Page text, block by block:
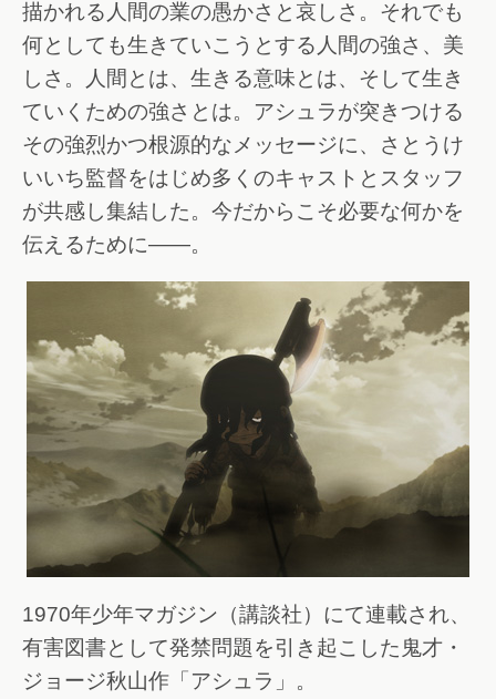
描かれる人間の業の愚かさと哀しさ。それでも
何としても生きていこうとする人間の強さ、美
しさ。人間とは、生きる意味とは、そして生き
ていくための強さとは。アシュラが突きつける
その強烈かつ根源的なメッセージに、さとうけ
いいち監督をはじめ多くのキャストとスタッフ
が共感し集結した。今だからこそ必要な何かを
伝えるために――。
1970年少年マガジン（講談社）にて連載され、
有害図書として発禁問題を引き起こした鬼才・
ジョージ秋山作「アシュラ」。